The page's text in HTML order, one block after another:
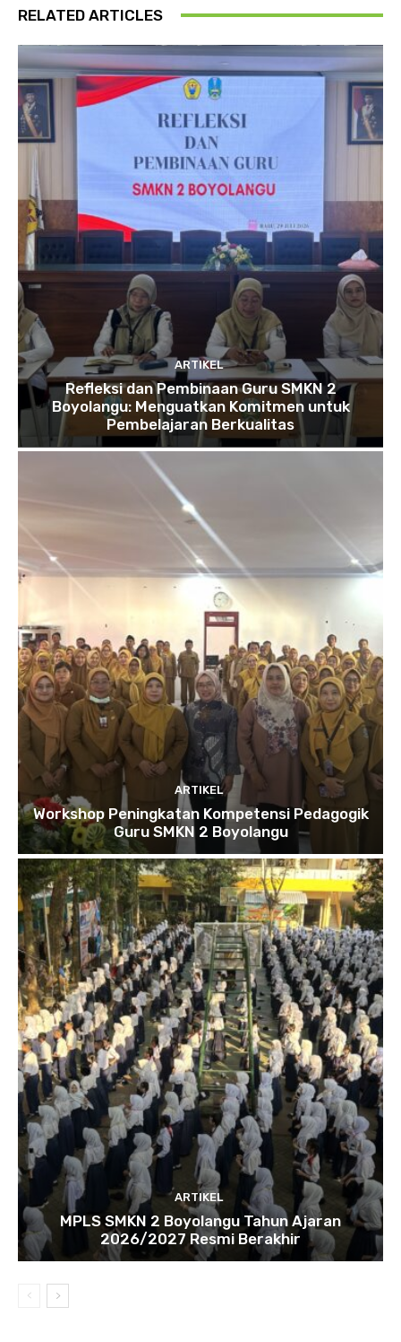
RELATED ARTICLES
ARTIKEL
Refleksi dan Pembinaan Guru SMKN 2
Boyolangu: Menguatkan Komitmen untuk
Pembelajaran Berkualitas
ARTIKEL
Workshop Peningkatan Kompetensi Pedagogik
Guru SMKN 2 Boyolangu
ARTIKEL
MPLS SMKN 2 Boyolangu Tahun Ajaran
2026/2027 Resmi Berakhir